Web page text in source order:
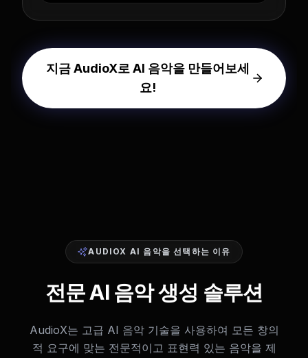
지금 AudioX로 AI 음악을 만들어보세
요!
AUDIOX AI 음악을 선택하는 이유
전문 AI 음악 생성 솔루션
AudioX는 고급 AI 음악 기술을 사용하여 모든 창의
적 요구에 맞는 전문적이고 표현력 있는 음악을 제